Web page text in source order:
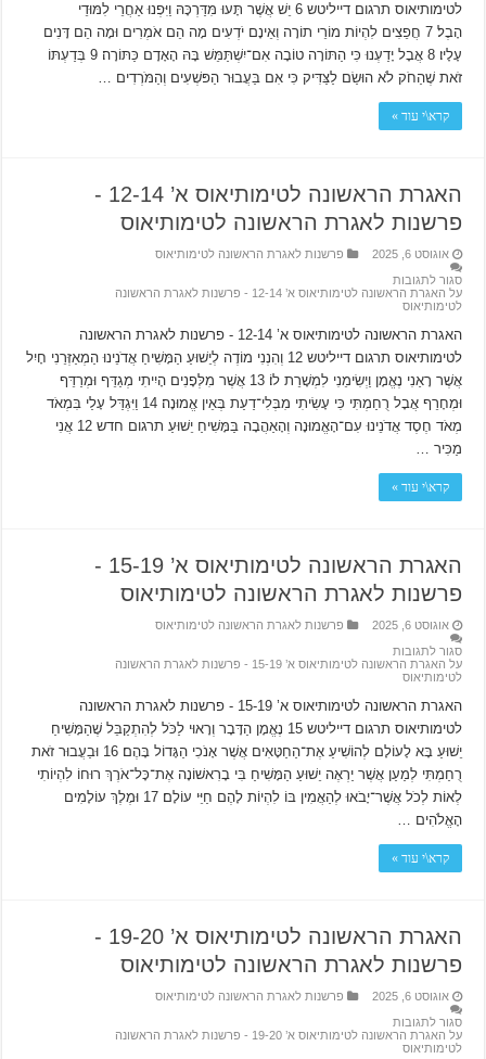
לטימותיאוס תרגום דייליטש 6 יֵשׁ אֲשֶׁר תָּעוּ מִּדַּרְכָּהּ וַיִּפְנוּ אַחֲרֵי לִמּוּדֵי
הָבֶל׃ 7 חֲפֵצִים לִהְיוֹת מוֹרֵי תוֹרָה וְאֵינָם יֹדְעִים מָה הֵם אֹמְרִים וּמָה הֵם דָּנִים
עָלָיו׃ 8 אֲבָל יָדַעְנוּ כִּי הַתּוֹרָה טוֹבָה אִם־יִשְׁתַּמֵּשׁ בָּהּ הָאָדָם כַּתּוֹרָה׃ 9 בְּדַעְתּוֹ
זֹאת שֶׁהַחֹק לֹא הוּשַׂם לַצַּדִּיק כִּי אִם בַּעֲבוּר הַפּשְׁעִים וְהַמֹּרְדִים …
קרא\י עוד »
האגרת הראשונה לטימותיאוס א’ 12-14 ‫-
פרשנות לאגרת הראשונה לטימותיאוס
אוגוסט 6, 2025
פרשנות לאגרת הראשונה לטימותיאוס
סגור לתגובות
על האגרת הראשונה לטימותיאוס א’ 12-14 ‫- פרשנות לאגרת הראשונה
לטימותיאוס
האגרת הראשונה לטימותיאוס א’ 12-14 ‫- פרשנות לאגרת הראשונה
לטימותיאוס תרגום דייליטש 12 וְהִנְנִי מוֹדֶה לְיֵשׁוּעַ הַמָּשִׁיחַ אֲדֹנֵינוּ הַמְאַזְּרֵנִי חָיִל
אֲשֶׁר רָאַנִי נֶאֱמָן וַיְשִׂימֵנִי לִמְשָׁרֵת לוֹ׃ 13 אֲשֶׁר מִלְּפָנִים הָיִיתִי מְגַדֵּף וּמְרַדֵּף
וּמְחָרֵף אֲבָל רֻחַמְתִּי כִּי עָשִׂיתִי מִבְּלִי־דַעַת בְּאֵין אֱמוּנָה׃ 14 וַיִּגְדַּל עָלַי בִּמְאֹד
מְאֹד חֶסֶד אֲדֹנֵינוּ עִם־הָאֱמוּנָה וְהָאַהֲבָה בַּמָּשִׁיחַ יֵשׁוּעַ תרגום חדש 12 אֲנִי
מַכִּיר …
קרא\י עוד »
האגרת הראשונה לטימותיאוס א’ 15-19 ‫-
פרשנות לאגרת הראשונה לטימותיאוס
אוגוסט 6, 2025
פרשנות לאגרת הראשונה לטימותיאוס
סגור לתגובות
על האגרת הראשונה לטימותיאוס א’ 15-19 ‫- פרשנות לאגרת הראשונה
לטימותיאוס
האגרת הראשונה לטימותיאוס א’ 15-19 ‫- פרשנות לאגרת הראשונה
לטימותיאוס תרגום דייליטש 15 נֶאֱמָן הַדָּבָר וְרָאוּי לַכֹּל לְהִתְקַבֵּל שֶׁהַמָּשִׁיחַ
יֵשׁוּעַ בָּא לָעוֹלָם לְהוֹשִׁיעַ אֶת־הַחַטָּאִים אֲשֶׁר אָנֹכִי הַגָּדוֹל בָּהֶם׃ 16 וּבַעֲבוּר זֹאת
רֻחַמְתִּי לְמַעַן אֲשֶׁר יַרְאֶה יֵשׁוּעַ הַמָּשִׁיחַ בִּי בָרִאשׁוֹנָה אֶת־כָּל־אֹרֶךְ רוּחוֹ לִהְיוֹתִי
לְאוֹת לְכֹל אֲשֶׁר־יָבֹאוּ לְהַאֲמִין בּוֹ לִהְיוֹת לָהֶם חַיֵּי עוֹלָם׃ 17 וּמֶלֶךְ עוֹלָמִים
הָאֱלֹהִים …
קרא\י עוד »
האגרת הראשונה לטימותיאוס א’ 19-20 ‫-
פרשנות לאגרת הראשונה לטימותיאוס
אוגוסט 6, 2025
פרשנות לאגרת הראשונה לטימותיאוס
סגור לתגובות
על האגרת הראשונה לטימותיאוס א’ 19-20 ‫- פרשנות לאגרת הראשונה
לטימותיאוס